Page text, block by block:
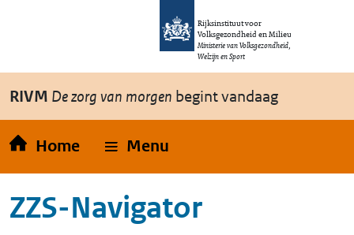
Overslaan en naar de inhoud gaan
Rijksinstituut voor
Volksgezondheid en Milieu
Ministerie van Volksgezondheid,
Welzijn en Sport
RIVM De zorg van morgen begint vandaag
Home Menu
ZZS-Navigator